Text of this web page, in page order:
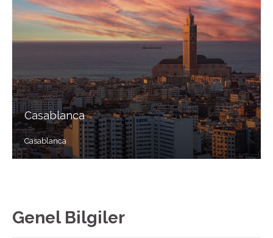
Casablanca
Casablanca
Genel Bilgiler